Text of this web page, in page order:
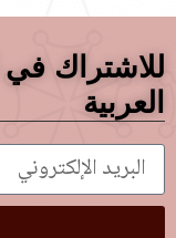
للاشتراك في
العربية